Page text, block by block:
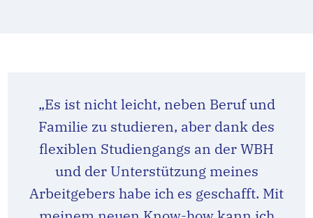
„Es ist nicht leicht, neben Beruf und
Familie zu studieren, aber dank des
flexiblen Studiengangs an der WBH
und der Unterstützung meines
Arbeitgebers habe ich es geschafft. Mit